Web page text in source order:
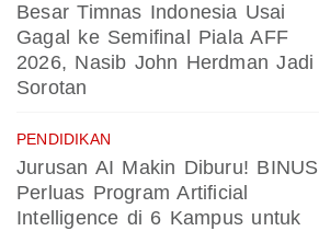
Besar Timnas Indonesia Usai
Gagal ke Semifinal Piala AFF
2026, Nasib John Herdman Jadi
Sorotan
PENDIDIKAN
Jurusan AI Makin Diburu! BINUS
Perluas Program Artificial
Intelligence di 6 Kampus untuk